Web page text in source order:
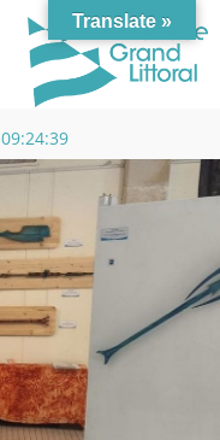
09:24:38
Translate »